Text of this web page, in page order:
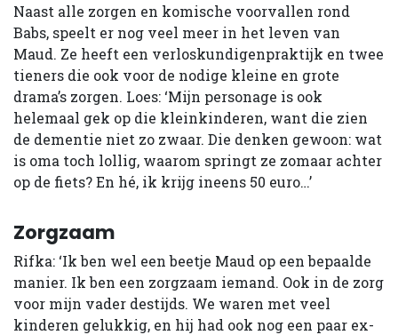
Naast alle zorgen en komische voorvallen rond
Babs, speelt er nog veel meer in het leven van
Maud. Ze heeft een verloskundigenpraktijk en twee
tieners die ook voor de nodige kleine en grote
drama’s zorgen. Loes: ‘Mijn personage is ook
helemaal gek op die kleinkinderen, want die zien
de dementie niet zo zwaar. Die denken gewoon: wat
is oma toch lollig, waarom springt ze zomaar achter
op de fiets? En hé, ik krijg ineens 50 euro…’
Zorgzaam
Rifka: ‘Ik ben wel een beetje Maud op een bepaalde
manier. Ik ben een zorgzaam iemand. Ook in de zorg
voor mijn vader destijds. We waren met veel
kinderen gelukkig, en hij had ook nog een paar ex-